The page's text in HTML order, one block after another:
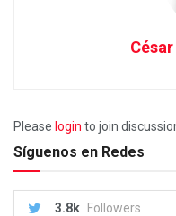
Please login to join
Síguenos en Redes
3.8k Followers